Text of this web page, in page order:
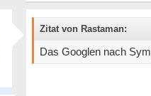
Zitat von Rastaman:
Das Googlen nach